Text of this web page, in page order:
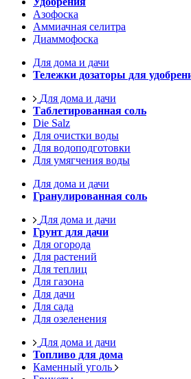
Азофоска
Аммиачная селитра
Диаммофоска
Для дома и дачи
Тележки дозаторы для
Для дома и дачи
Таблетированная соль
Die Salz
Для очистки воды
Для водоподготовки
Для умягчения воды
Для дома и дачи
Гранулированная соль
Для дома и дачи
Грунт для дачи
Для огорода
Для растений
Для теплиц
Для газона
Для дачи
Для сада
Для озеленения
Для дома и дачи
Топливо для дома
Каменный уголь